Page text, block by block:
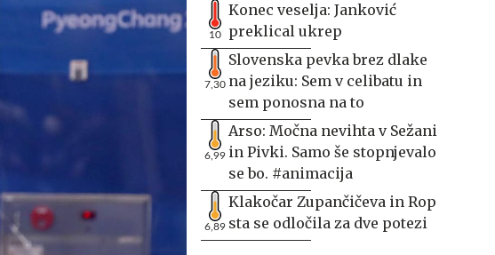
10
Konec veselja: Janković
preklical ukrep
7,30
Slovenska pevka brez dlake
na jeziku: Sem v celibatu in
sem ponosna na to
6,99
Arso: Močna nevihta v Sežani
in Pivki. Samo še stopnjevalo
se bo. #animacija
6,89
Klakočar Zupančičeva in Rop
sta se odločila za dve potezi